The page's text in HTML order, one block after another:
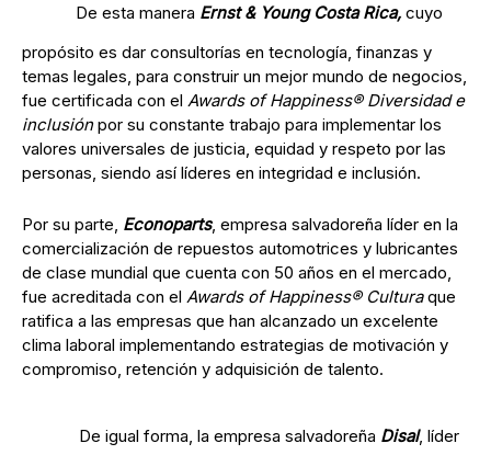
De esta manera Ernst & Young Costa Rica, cuyo
propósito es dar consultorías en tecnología, finanzas y
temas legales, para construir un mejor mundo de negocios,
fue certificada con el Awards of Happiness® Diversidad e
inclusiónpor su constante trabajo para implementar los
valores universales de justicia, equidad y respeto por las
personas, siendo así líderes en integridad e inclusión.
Por su parte, Econoparts, empresa salvadoreña líder en la
comercialización de repuestos automotrices y lubricantes
de clase mundial que cuenta con 50 años en el mercado,
fue acreditada con el Awards of Happiness® Culturaque
ratifica a las empresas que han alcanzado un excelente
clima laboral implementando estrategias de motivación y
compromiso, retención y adquisición de talento.
De igual forma, la empresa salvadoreña Disal, líder